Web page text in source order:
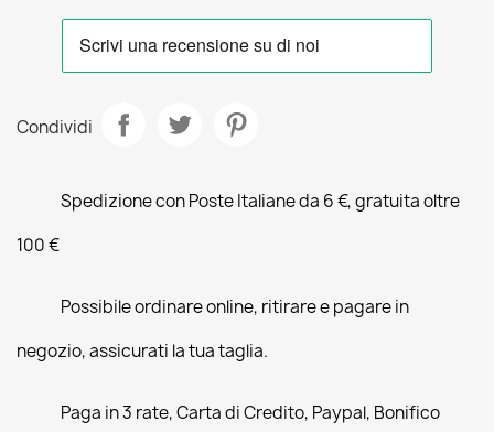
Condividi
Spedizione con Poste Italiane da 6 €, gratuita oltre
100 €
Possibile ordinare online, ritirare e pagare in
negozio, assicurati la tua taglia.
Paga in 3 rate, Carta di Credito, Paypal, Bonifico